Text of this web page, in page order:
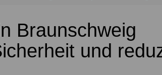
Ortsrat
Parteien
Braunschweig
und